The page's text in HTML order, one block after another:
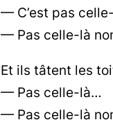
— C’est pas
— Pas celle-là
Et ils tâtent les
— Pas celle-là…
— Pas celle-là